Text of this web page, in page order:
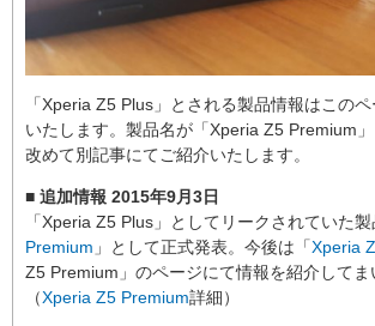
「Xperia Z5 Plus」とされる製品情報はこの
いたします。製品名が「Xperia Z5 Premium
改めて別記事にてご紹介いたします。
■ 追加情報 2015年9月3日
「Xperia Z5 Plus」としてリークされていた製
Premium 」として正式発表。今後は「Xperia
Z5 Premium」のページにて情報を紹介してま
（Xperia Z5 Premium詳細）